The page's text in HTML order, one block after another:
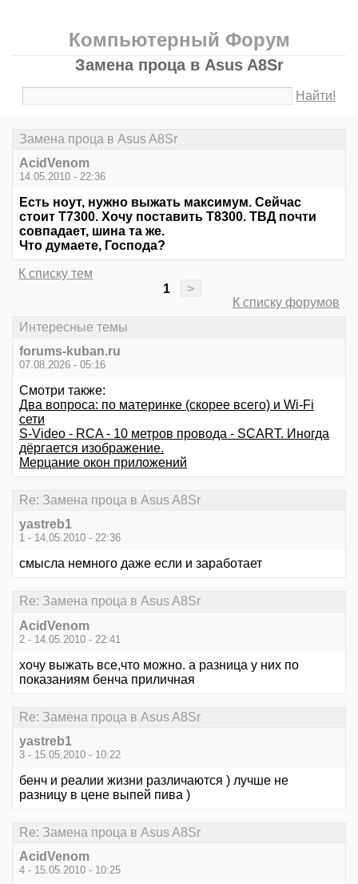
Компьютерный Форум
Замена проца в Asus A8Sr
Найти!
Замена проца в Asus A8Sr
AcidVenom
14.05.2010 - 22:36
Есть ноут, нужно выжать максимум. Сейчас
стоит Т7300. Хочу поставить Т8300. ТВД почти
совпадает, шина та же.
Что думаете, Господа?
К списку тем
1
>
К списку форумов
Интересные темы
forums-kuban.ru
07.08.2026 - 05:16
Смотри также:
Два вопроса: по материнке (скорее всего) и Wi-Fi
сети
S-Video - RCA - 10 метров провода - SCART. Иногда
дёргается изображение.
Мерцание окон приложений
Re: Замена проца в Asus A8Sr
yastreb1
1 - 14.05.2010 - 22:36
смысла немного даже если и заработает
Re: Замена проца в Asus A8Sr
AcidVenom
2 - 14.05.2010 - 22:41
хочу выжать все,что можно. а разница у них по
показаниям бенча приличная
Re: Замена проца в Asus A8Sr
yastreb1
3 - 15.05.2010 - 10:22
бенч и реалии жизни различаются ) лучше не
разницу в цене выпей пива )
Re: Замена проца в Asus A8Sr
AcidVenom
4 - 15.05.2010 - 10:25